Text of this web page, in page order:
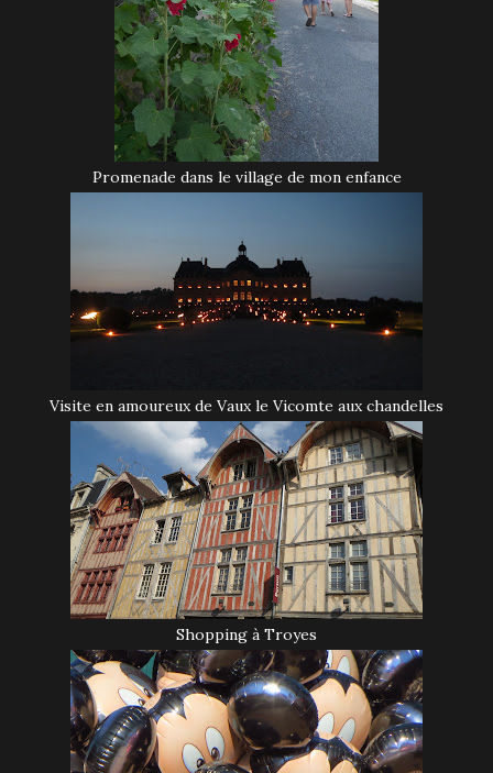
Promenade dans le village de mon enfance
Visite en amoureux de Vaux le Vicomte aux chandelles
Shopping à Troyes